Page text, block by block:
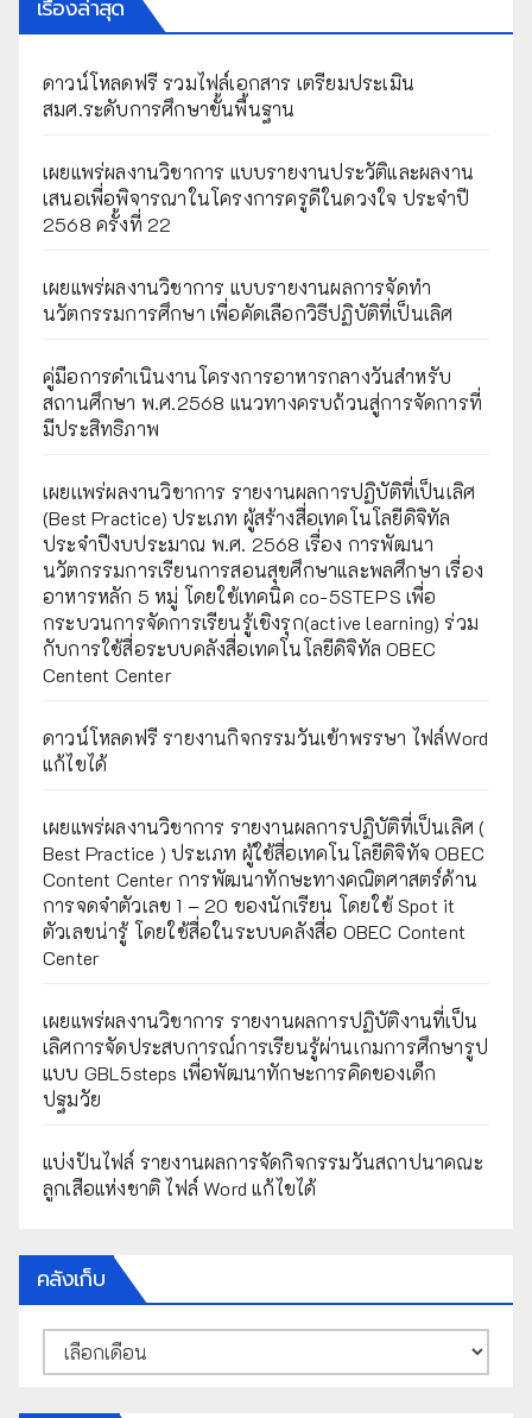
เรื่องล่าสุด
ดาวน์โหลดฟรี รวมไฟล์เอกสาร เตรียมประเมิน
สมศ.ระดับการศึกษาขั้นพื้นฐาน
เผยแพร่ผลงานวิชาการ แบบรายงานประวัติและผลงาน
เสนอเพื่อพิจารณาในโครงการครูดีในดวงใจ ประจำปี
2568 ครั้งที่ 22
เผยแพร่ผลงานวิชาการ แบบรายงานผลการจัดทำ
นวัตกรรมการศึกษา เพื่อคัดเลือกวิธีปฏิบัติที่เป็นเลิศ
คู่มือการดำเนินงานโครงการอาหารกลางวันสำหรับ
สถานศึกษา พ.ศ.2568 แนวทางครบถ้วนสู่การจัดการที่
มีประสิทธิภาพ
เผยเเพร่ผลงานวิชาการ รายงานผลการปฏิบัติที่เป็นเลิศ
(Best Practice) ประเภท ผู้สร้างสื่อเทคโนโลยีดิจิทัล
ประจำปีงบประมาณ พ.ศ. 2568 เรื่อง การพัฒนา
นวัตกรรมการเรียนการสอนสุขศึกษาและพลศึกษา เรื่อง
อาหารหลัก 5 หมู่ โดยใช้เทคนิค co-5STEPS เพื่อ
กระบวนการจัดการเรียนรู้เชิงรุก(active learning) ร่วม
กับการใช้สื่อระบบคลังสื่อเทคโนโลยีดิจิทัล OBEC
Centent Center
ดาวน์โหลดฟรี รายงานกิจกรรมวันเข้าพรรษา ไฟล์Word
แก้ไขได้
เผยแพร่ผลงานวิชาการ รายงานผลการปฏิบัติที่เป็นเลิศ (
Best Practice ) ประเภท ผู้ใช้สื่อเทคโนโลยีดิจิทัจ OBEC
Content Center การพัฒนาทักษะทางคณิตศาสตร์ด้าน
การจดจำตัวเลข 1 – 20 ของนักเรียน โดยใช้ Spot it
ตัวเลขน่ารู้ โดยใช้สื่อในระบบคลังสื่อ OBEC Content
Center
เผยแพร่ผลงานวิชาการ รายงานผลการปฏิบัติงานที่เป็น
เลิศการจัดประสบการณ์การเรียนรู้ผ่านเกมการศึกษารูป
แบบ GBL5steps เพื่อพัฒนาทักษะการคิดของเด็ก
ปฐมวัย
แบ่งปันไฟล์ รายงานผลการจัดกิจกรรมวันสถาปนาคณะ
ลูกเสือแห่งชาติ ไฟล์ Word แก้ไขได้
คลังเก็บ
คลัง
เก็บ